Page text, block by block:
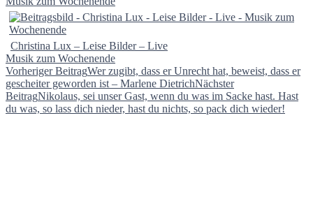
Christina Lux – Leise Bilder – Live
Musik zum Wochenende
Beitragsnavigation
Vorheriger BeitragWer zugibt, dass er Unrecht hat, beweist, dass er
gescheiter geworden ist – Marlene DietrichNächster
BeitragNikolaus, sei unser Gast, wenn du was im Sacke hast. Hast
du was, so lass dich nieder, hast du nichts, so pack dich wieder!